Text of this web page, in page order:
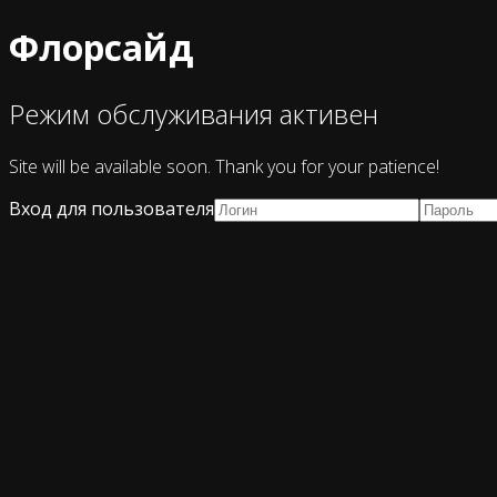
Флорсайд
Режим обслуживания активен
Site will be available soon. Thank you for your patience!
Вход для пользователя